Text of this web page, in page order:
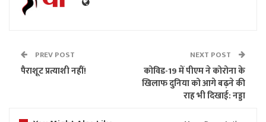
PREV POST
पैराशूट प्रत्याशी नहीं!
NEXT POST
कोविड-19 में पीएम ने कोरोना के
खिलाफ दुनिया को आगे बढ़ने की
राह भी दिखाई: नड्डा